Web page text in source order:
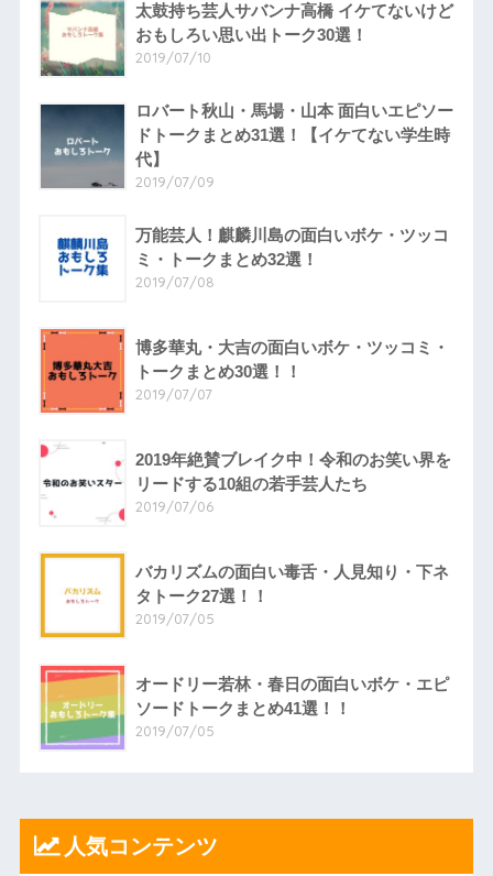
太鼓持ち芸人サバンナ高橋 イケてないけど
おもしろい思い出トーク30選！
2019/07/10
ロバート秋山・馬場・山本 面白いエピソー
ドトークまとめ31選！【イケてない学生時
代】
2019/07/09
万能芸人！麒麟川島の面白いボケ・ツッコ
ミ・トークまとめ32選！
2019/07/08
博多華丸・大吉の面白いボケ・ツッコミ・
トークまとめ30選！！
2019/07/07
2019年絶賛ブレイク中！令和のお笑い界を
リードする10組の若手芸人たち
2019/07/06
バカリズムの面白い毒舌・人見知り・下ネ
タトーク27選！！
2019/07/05
オードリー若林・春日の面白いボケ・エピ
ソードトークまとめ41選！！
2019/07/05
人気コンテンツ